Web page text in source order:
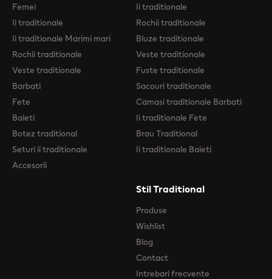
Femei
Ii traditionale
Ii traditionale Marimi mari
Rochii traditionale
Veste traditionale
Barbati
Fete
Baieti
Botez traditional
Seturi ii traditionale
Accesorii
Ii traditionale
Rochii traditionale
Bluze traditionale
Veste traditionale
Fuste traditionale
Sacouri traditionale
Camasi traditionale Barbati
Ii traditionale Fete
Brau Traditional
Ii traditionale Baieti
Stil Traditional
Produse
Wishlist
Blog
Contact
Intrebari frecvente